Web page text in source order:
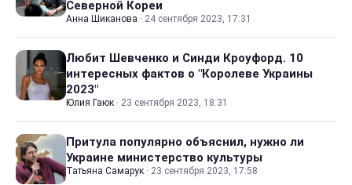
Северной Кореи
Анна Шиканова · 24 сентября 2023, 17:31
Любит Шевченко и Синди Кроуфорд. 10
интересных фактов о "Королеве Украины
2023"
Юлия Гаюк · 23 сентября 2023, 18:31
Притула популярно объяснил, нужно ли
Украине министерство культуры
Татьяна Самарук · 23 сентября 2023, 17:58